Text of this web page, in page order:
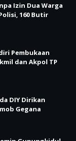
Izin Dua Warga
160 Butir
Pembukaan
dan Akpol TP
DIY Dirikan
Gegana